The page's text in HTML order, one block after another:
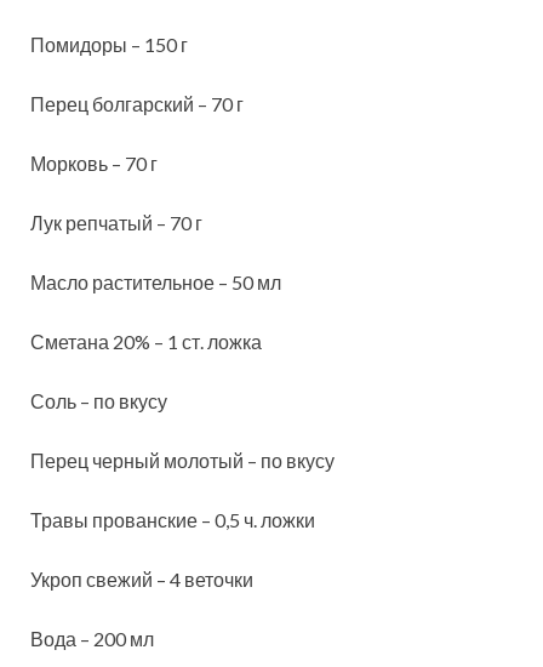
Помидоры – 150 г
Перец болгарский – 70 г
Морковь – 70 г
Лук репчатый – 70 г
Масло растительное – 50 мл
Сметана 20% – 1 ст. ложка
Соль – по вкусу
Перец черный молотый – по вкусу
Травы прованские – 0,5 ч. ложки
Укроп свежий – 4 веточки
Вода – 200 мл